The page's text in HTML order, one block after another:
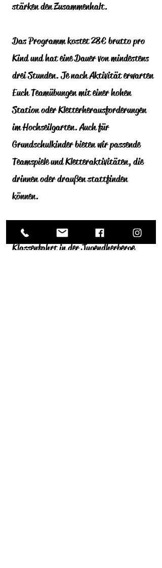
stärken den Zusammenhalt.
Das Programm kostet 28€ brutto pro
Kind und hat eine Dauer von mindestens
drei Stunden. Je nach Aktivität erwarten
Euch Teamübungen mit einer hohen
Station oder Kletterherausforderungen
im Hochseilgarten. Auch für
Grundschulkinder bieten wir passende
Teamspiele und Kletteraktivitäten, die
drinnen oder draußen stattfinden
können.
Solltet Ihr im Rahmen einer
Klassenfahrt in der Jugendherberge